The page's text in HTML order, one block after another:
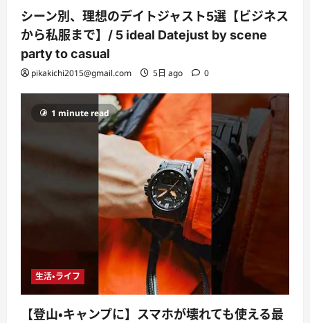
シーン別、理想のデイトジャスト5選【ビジネス
から私服まで】/ 5 ideal Datejust by scene
party to casual
pikakichi2015@gmail.com 5日 ago 0
1 minute read
生活・ライフ
【登山・キャンプに】スマホが壊れても使える最